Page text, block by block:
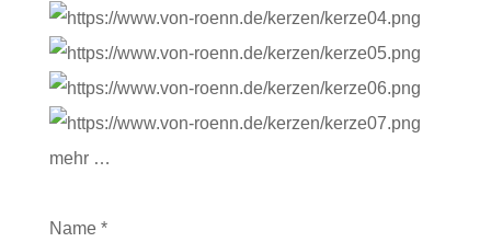
mehr …
Name *